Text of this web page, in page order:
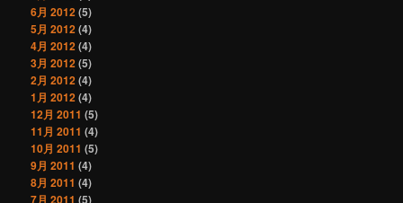
6月 2012(5)
5月 2012(4)
4月 2012(4)
3月 2012(5)
2月 2012(4)
1月 2012(4)
12月 2011 (5)
11月 2011 (4)
10月 2011 (5)
9月 2011 (4)
8月 2011 (4)
7月 2011 (5)